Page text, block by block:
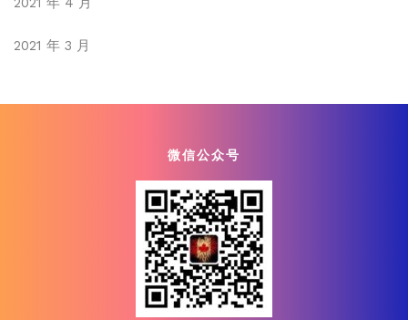
2021 年 3 月
微信公众号